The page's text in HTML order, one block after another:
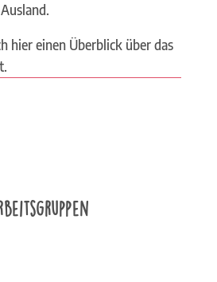
hier einen Überblick über das